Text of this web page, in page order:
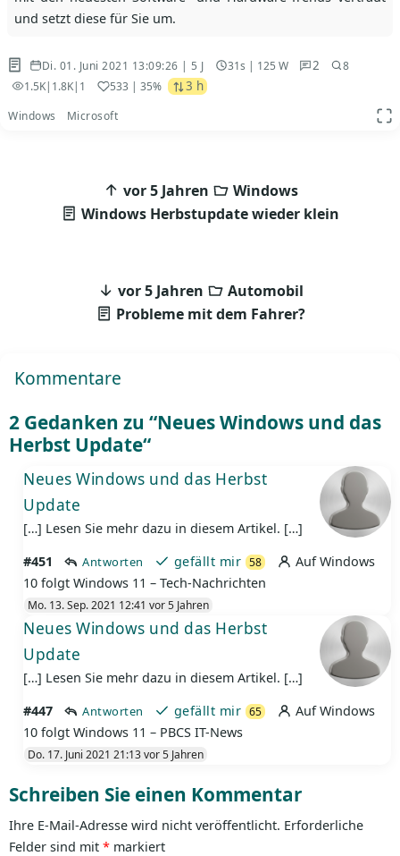
und setzt diese für Sie um.
Di. 01. Juni 2021 13:09:26 | 5 J 31s | 125 W 2
8
1.5K| 1.8K| 1 533| 35% 3 h
Windows Microsoft
vor 5 Jahren
Windows
Windows Herbstupdate wieder klein
vor 5 Jahren
Automobil
Probleme mit dem Fahrer?
Kommentare
2 Gedanken zu “Neues Windows und das
Herbst Update“
Neues Windows und das Herbst
Update
[…] Lesen Sie mehr dazu in diesem Artikel. […]
#451
Antworten gefällt mir 58
Auf Windows
10 folgt Windows 11 – Tech-Nachrichten
Mo. 13. Sep. 2021 12:41 vor 5 Jahren
Neues Windows und das Herbst
Update
[…] Lesen Sie mehr dazu in diesem Artikel. […]
#447
Antworten gefällt mir 65
Auf Windows
10 folgt Windows 11 – PBCS IT-News
Do. 17. Juni 2021 21:13 vor 5 Jahren
Schreiben Sie einen Kommentar
Ihre E-Mail-Adresse wird nicht veröffentlicht. Erforderliche
Felder sind mit * markiert